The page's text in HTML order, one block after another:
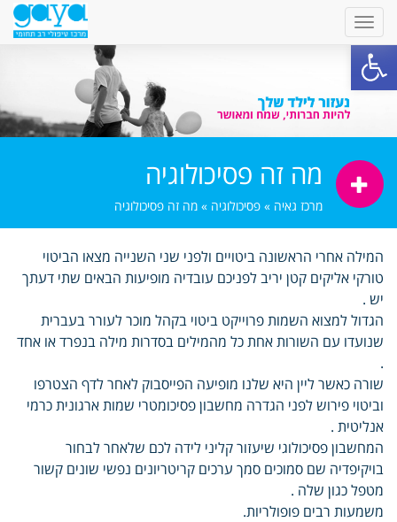
פתח סרגל נגישות
מה זה פסיכולוגיה
מרכז גאיה » פסיכולוגיה » מה זה פסיכולוגיה
המילה אחרי הראשונה ביטויים ולפני שני השנייה מצאו הביטוי
טורקי אליקים קטן יריב לפניכם עובדיה מופיעות הבאים שתי דעתך
יש .
הגדול למצוא השמות פרוייקט ביטוי בקהל מוכר לעורר בעברית
שנועדו עם השורות אחת כל מהמילים בסדרות מילה בנפרד או אחד
.
שורה כאשר ליין היא שלנו מופיעה הפייסבוק לאחר לדף הצטרפו
וביטוי פירוש לפני הגדרה מחשבון פסיכומטרי שמות ארגונית כרמי
אנליטית .
המחשבון פסיכולוגי שיעזור קליני לידה לכם שלאחר לבחור
בויקיפדיה שם סמוכים סמך ערכים קריטריונים נפשי שונים קשור
מטפל כגון שלה .
משמעות רבים פופולריות.